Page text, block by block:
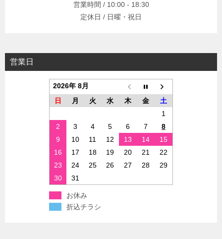
営業時間 / 10:00 - 18:30
定休日 / 日曜・祝日
営業日
2026年 8月
日
月 火 水 木 金
土
1
2
3 4 5 6 7
8
9
10 11 12 13 14
15
16
17 18 19 20 21
22
23
24 25 26 27 28
29
30
31
お休み
折込チラシ